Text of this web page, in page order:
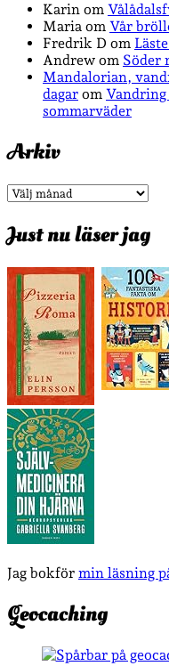
Karin om
Maria om Vår
Fredrik D om
Andrew om Söder
Mandalorian,
dagar om Vandring
sommarväder
Arkiv
Arkiv
Just nu läser jag
Jag bokför min läsning
Geocaching